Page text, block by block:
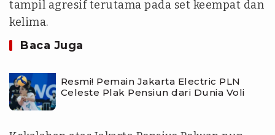
tampil agresif terutama pada set keempat dan
kelima.
Baca Juga
Resmi! Pemain Jakarta Electric PLN
Celeste Plak Pensiun dari Dunia Voli